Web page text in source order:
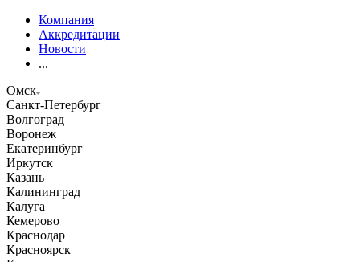
Компания
Аккредитации
Новости
...
Омск
Санкт-Петербург
Волгоград
Воронеж
Екатеринбург
Иркутск
Казань
Калининград
Калуга
Кемерово
Краснодар
Красноярск